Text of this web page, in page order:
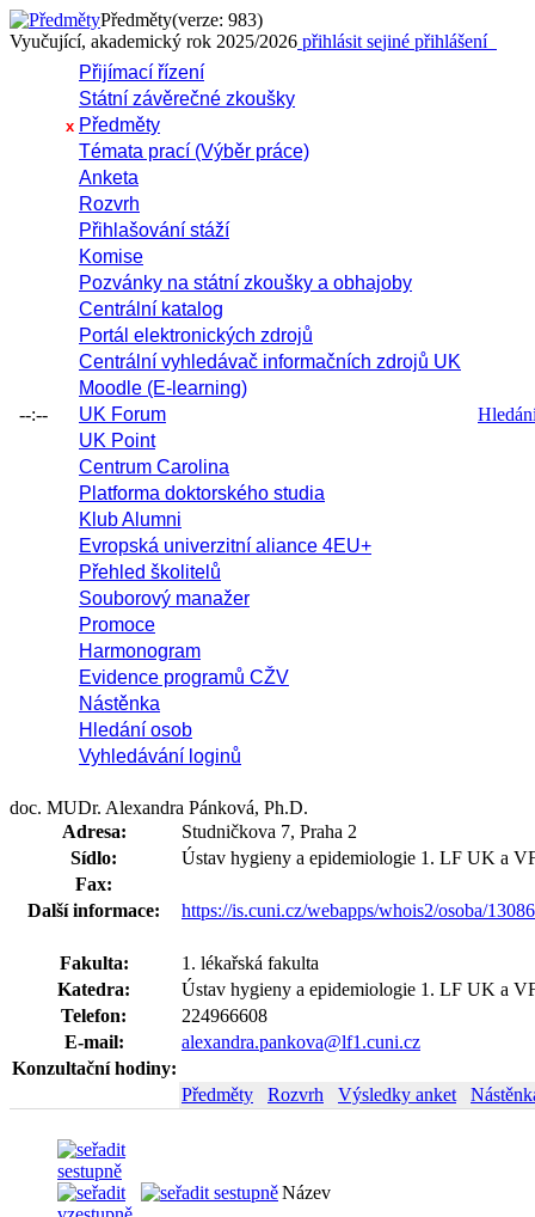
Předměty(verze: 983)
Vyučující, akademický rok 2025/2026 přihlásit sejiné přihlášení
--:--
Přijímací řízení
Státní závěrečné zkoušky
x Předměty
Témata prací (Výběr práce)
Anketa
Rozvrh
Přihlašování stáží
Komise
Pozvánky na státní zkoušky a obhajoby
Centrální katalog
Portál elektronických zdrojů
Centrální vyhledávač informačních zdrojů UK
Moodle (E-learning)
UK Forum
UK Point
Centrum Carolina
Platforma doktorského studia
Klub Alumni
Evropská univerzitní aliance 4EU+
Přehled školitelů
Souborový manažer
Promoce
Harmonogram
Evidence programů CŽV
Nástěnka
Hledání osob
Vyhledávání loginů
doc. MUDr. Alexandra Pánková, Ph.D.
Adresa:
Studničkova 7, Praha 2
Sídlo:
Ústav hygieny a epidemiologie 1. LF UK a
Fax:
Další informace:
https://is.cuni.cz/webapps/whois2/osoba/
Fakulta:
1. lékařská fakulta
Katedra:
Ústav hygieny a epidemiologie 1. LF UK a
Telefon:
224966608
E-mail:
alexandra.pankova@lf1.cuni.cz
Konzultační hodiny:
Předměty
Rozvrh Výsledky anket
Název